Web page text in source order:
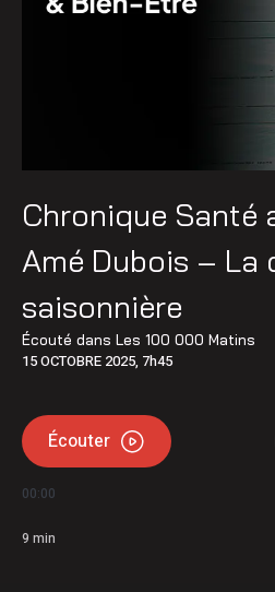
Chronique Santé
Amé Dubois – La
saisonnière
Écouté dans Les 100 000 Matins
15 OCTOBRE 2025, 7h45
Écouter
00:00
9 min